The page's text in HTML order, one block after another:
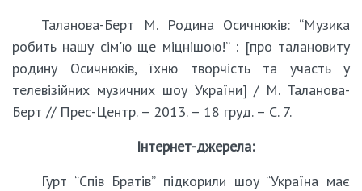
Таланова-Берт М. Родина Осичнюків: “Музика
робить нашу сім'ю ще міцнішою!” : [про талановиту
родину Осичнюків, їхню творчість та участь у
телевізійних музичних шоу України] / М. Таланова-
Берт // Прес-Центр. – 2013. – 18 груд. – С. 7.
Інтернет-джерела:
Гурт “Спів Братів” підкорили шоу “Україна має